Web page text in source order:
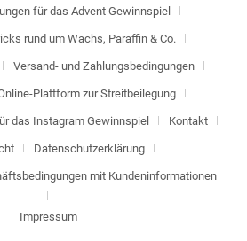
für das Advent Gewinnspiel
rund um Wachs, Paraffin & Co.
Versand- und Zahlungsbedingungen
Plattform zur Streitbeilegung
das Instagram Gewinnspiel Kontakt
Datenschutzerklärung
mit Kundeninformationen
Impressum